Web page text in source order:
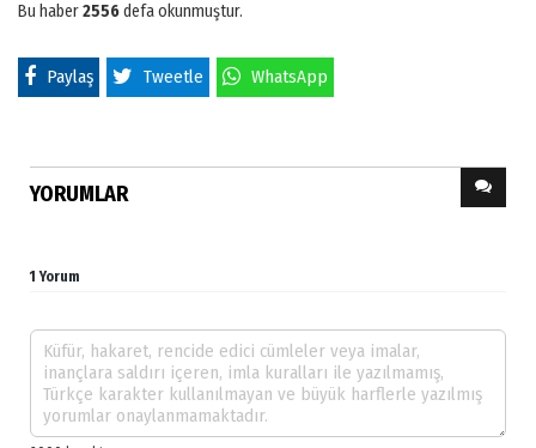
Bu haber2556defa okunmuştur.
Paylaş Tweetle WhatsApp
YORUMLAR
1 Yorum